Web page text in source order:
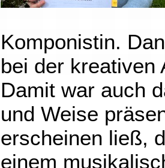
Komponistin.
bei der kreativen
Damit war auch
und Weise
erscheinen ließ,
einem